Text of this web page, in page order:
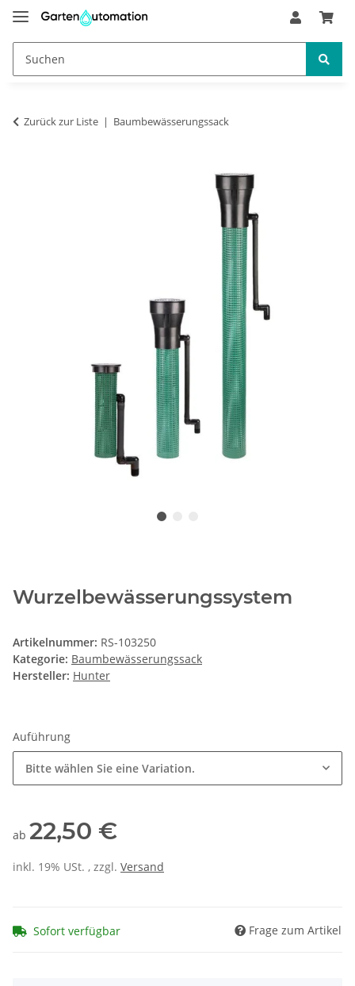
Zurück zur Liste Baumbewässerungssack
Wurzelbewässerungssystem
Artikelnummer: RS-103250
Kategorie: Baumbewässerungssack
Hersteller: Hunter
Auführung
Bitte wählen Sie eine Variation.
ab 22,50 €
inkl. 19% USt. , zzgl. Versand
Sofort verfügbar Frage zum Artikel